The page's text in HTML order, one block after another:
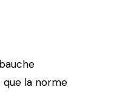
que la norme